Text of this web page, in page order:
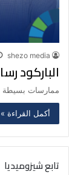
shezo media
الباركود
ممارسات بسيطة
أكمل القراءة »
تابع شيزوميديا